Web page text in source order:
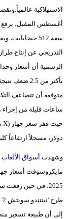
الاستهلاكية
الرسمية أن أسعار
بأكثر من
ساعات قليلة من إجراء
دولار، مسجلاً ارتفاعاً كلياً بقيمة 300 دولار عن سعره
وشهدت أسواق الألعاب
2025، في حين
إلى أن طبيعة تسعير